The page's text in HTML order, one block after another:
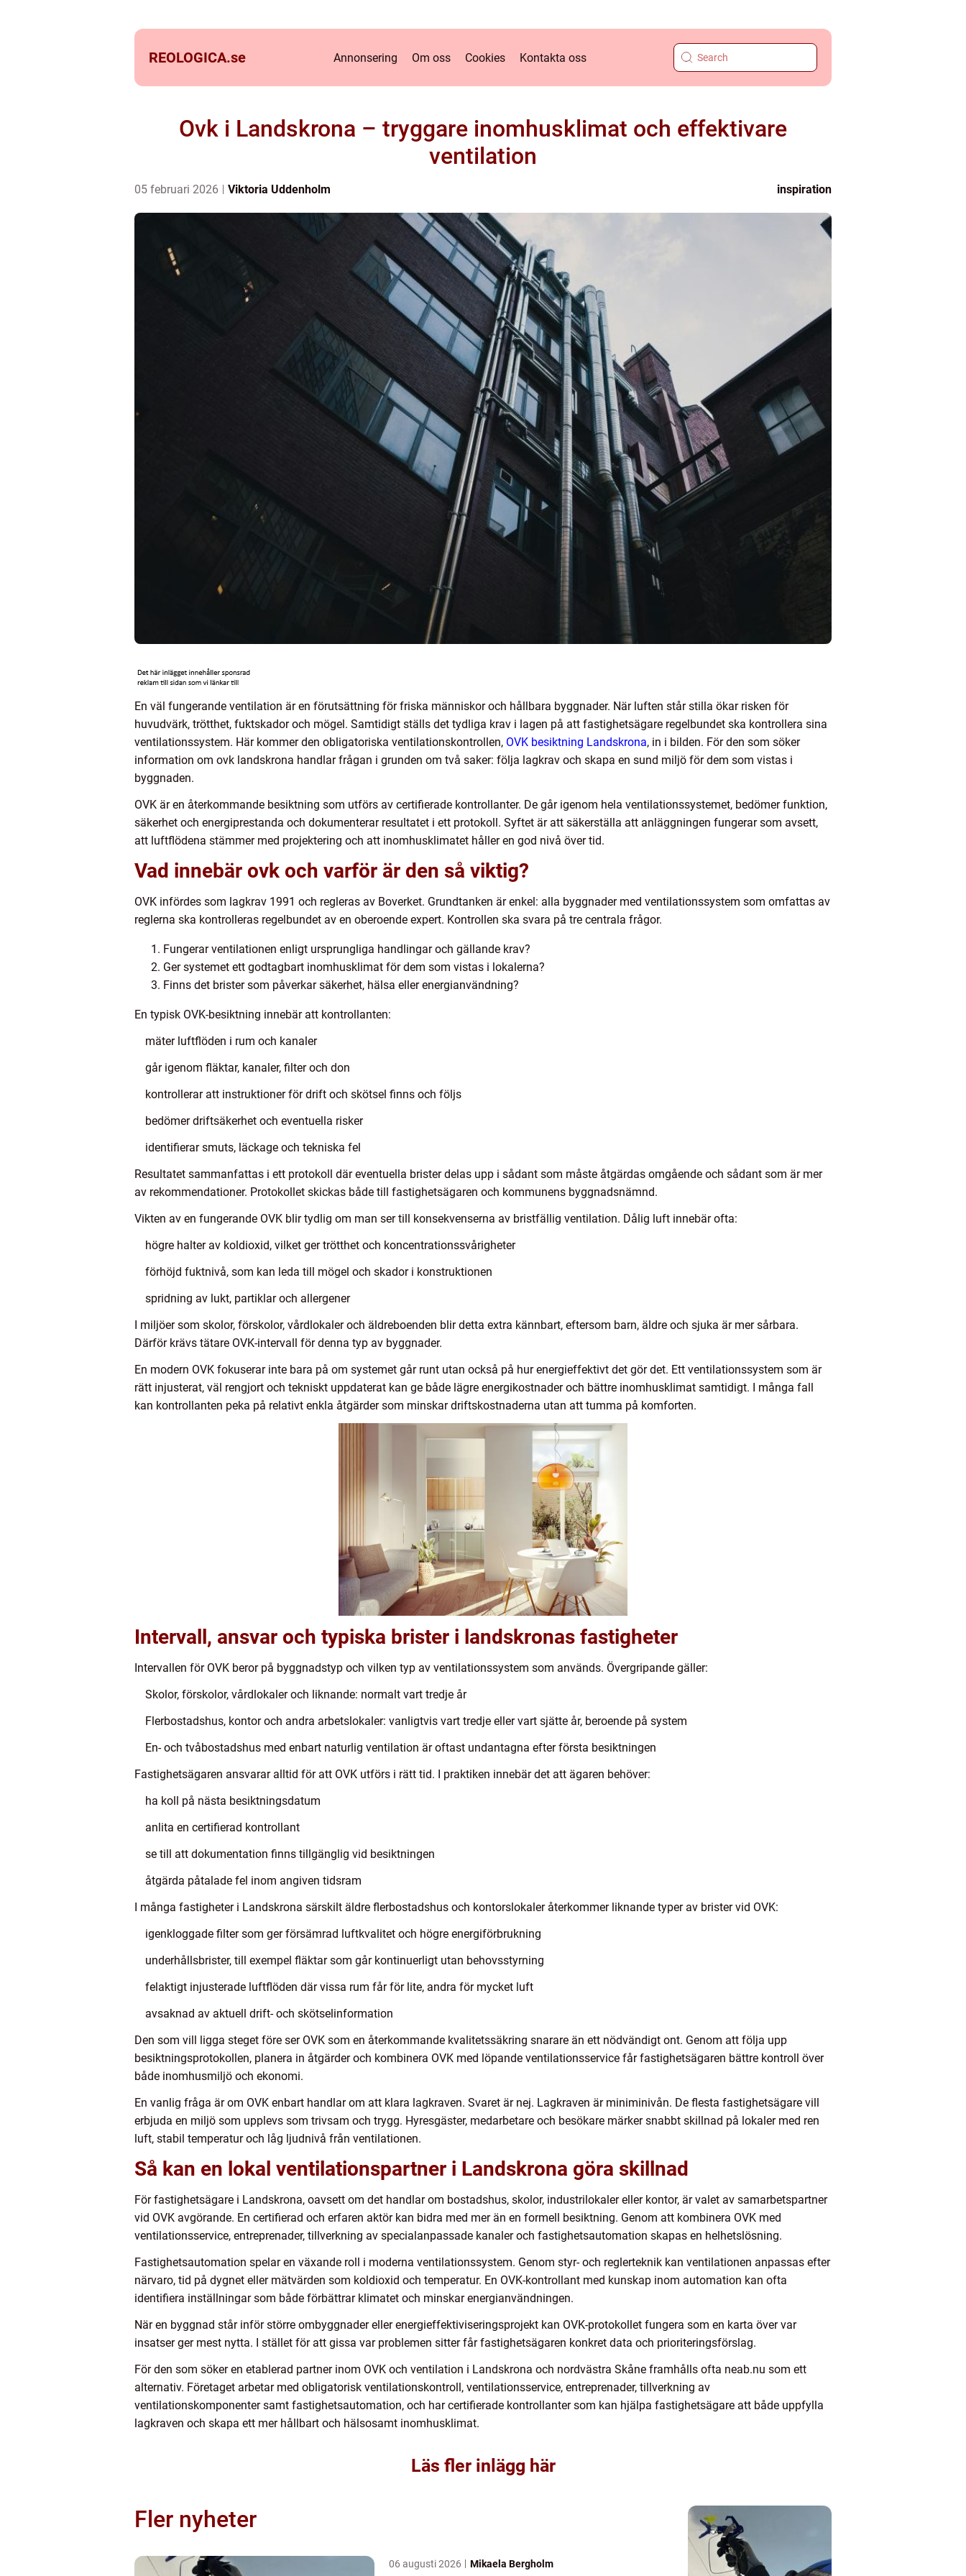
REOLOGICA.se Annonsering Om oss Cookies Kontakta oss
Ovk i Landskrona – tryggare inomhusklimat och effektivare
ventilation
05 februari 2026 Viktoria Uddenholm inspiration
En väl fungerande ventilation är en förutsättning för friska människor och hållbara byggnader. När luften står stilla ökar risken för
huvudvärk, trötthet, fuktskador och mögel. Samtidigt ställs det tydliga krav i lagen på att fastighetsägare regelbundet ska kontrollera sina
ventilationssystem. Här kommer den obligatoriska ventilationskontrollen, OVK besiktning Landskrona, in i bilden. För den som söker
information om ovk landskrona handlar frågan i grunden om två saker: följa lagkrav och skapa en sund miljö för dem som vistas i
byggnaden.
OVK är en återkommande besiktning som utförs av certifierade kontrollanter. De går igenom hela ventilationssystemet, bedömer funktion,
säkerhet och energiprestanda och dokumenterar resultatet i ett protokoll. Syftet är att säkerställa att anläggningen fungerar som avsett,
att luftflödena stämmer med projektering och att inomhusklimatet håller en god nivå över tid.
Vad innebär ovk och varför är den så viktig?
OVK infördes som lagkrav 1991 och regleras av Boverket. Grundtanken är enkel: alla byggnader med ventilationssystem som omfattas av
reglerna ska kontrolleras regelbundet av en oberoende expert. Kontrollen ska svara på tre centrala frågor.
Fungerar ventilationen enligt ursprungliga handlingar och gällande krav?
Ger systemet ett godtagbart inomhusklimat för dem som vistas i lokalerna?
Finns det brister som påverkar säkerhet, hälsa eller energianvändning?
En typisk OVK-besiktning innebär att kontrollanten:
mäter luftflöden i rum och kanaler
går igenom fläktar, kanaler, filter och don
kontrollerar att instruktioner för drift och skötsel finns och följs
bedömer driftsäkerhet och eventuella risker
identifierar smuts, läckage och tekniska fel
Resultatet sammanfattas i ett protokoll där eventuella brister delas upp i sådant som måste åtgärdas omgående och sådant som är mer
av rekommendationer. Protokollet skickas både till fastighetsägaren och kommunens byggnadsnämnd.
Vikten av en fungerande OVK blir tydlig om man ser till konsekvenserna av bristfällig ventilation. Dålig luft innebär ofta:
högre halter av koldioxid, vilket ger trötthet och koncentrationssvårigheter
förhöjd fuktnivå, som kan leda till mögel och skador i konstruktionen
spridning av lukt, partiklar och allergener
I miljöer som skolor, förskolor, vårdlokaler och äldreboenden blir detta extra kännbart, eftersom barn, äldre och sjuka är mer sårbara.
Därför krävs tätare OVK-intervall för denna typ av byggnader.
En modern OVK fokuserar inte bara på om systemet går runt utan också på hur energieffektivt det gör det. Ett ventilationssystem som är
rätt injusterat, väl rengjort och tekniskt uppdaterat kan ge både lägre energikostnader och bättre inomhusklimat samtidigt. I många fall
kan kontrollanten peka på relativt enkla åtgärder som minskar driftskostnaderna utan att tumma på komforten.
Intervall, ansvar och typiska brister i landskronas fastigheter
Intervallen för OVK beror på byggnadstyp och vilken typ av ventilationssystem som används. Övergripande gäller:
Skolor, förskolor, vårdlokaler och liknande: normalt vart tredje år
Flerbostadshus, kontor och andra arbetslokaler: vanligtvis vart tredje eller vart sjätte år, beroende på system
En- och tvåbostadshus med enbart naturlig ventilation är oftast undantagna efter första besiktningen
Fastighetsägaren ansvarar alltid för att OVK utförs i rätt tid. I praktiken innebär det att ägaren behöver:
ha koll på nästa besiktningsdatum
anlita en certifierad kontrollant
se till att dokumentation finns tillgänglig vid besiktningen
åtgärda påtalade fel inom angiven tidsram
I många fastigheter i Landskrona särskilt äldre flerbostadshus och kontorslokaler återkommer liknande typer av brister vid OVK:
igenkloggade filter som ger försämrad luftkvalitet och högre energiförbrukning
underhållsbrister, till exempel fläktar som går kontinuerligt utan behovsstyrning
felaktigt injusterade luftflöden där vissa rum får för lite, andra för mycket luft
avsaknad av aktuell drift- och skötselinformation
Den som vill ligga steget före ser OVK som en återkommande kvalitetssäkring snarare än ett nödvändigt ont. Genom att följa upp
besiktningsprotokollen, planera in åtgärder och kombinera OVK med löpande ventilationsservice får fastighetsägaren bättre kontroll över
både inomhusmiljö och ekonomi.
En vanlig fråga är om OVK enbart handlar om att klara lagkraven. Svaret är nej. Lagkraven är miniminivån. De flesta fastighetsägare vill
erbjuda en miljö som upplevs som trivsam och trygg. Hyresgäster, medarbetare och besökare märker snabbt skillnad på lokaler med ren
luft, stabil temperatur och låg ljudnivå från ventilationen.
Så kan en lokal ventilationspartner i Landskrona göra skillnad
För fastighetsägare i Landskrona, oavsett om det handlar om bostadshus, skolor, industrilokaler eller kontor, är valet av samarbetspartner
vid OVK avgörande. En certifierad och erfaren aktör kan bidra med mer än en formell besiktning. Genom att kombinera OVK med
ventilationsservice, entreprenader, tillverkning av specialanpassade kanaler och fastighetsautomation skapas en helhetslösning.
Fastighetsautomation spelar en växande roll i moderna ventilationssystem. Genom styr- och reglerteknik kan ventilationen anpassas efter
närvaro, tid på dygnet eller mätvärden som koldioxid och temperatur. En OVK-kontrollant med kunskap inom automation kan ofta
identifiera inställningar som både förbättrar klimatet och minskar energianvändningen.
När en byggnad står inför större ombyggnader eller energieffektiviseringsprojekt kan OVK-protokollet fungera som en karta över var
insatser ger mest nytta. I stället för att gissa var problemen sitter får fastighetsägaren konkret data och prioriteringsförslag.
För den som söker en etablerad partner inom OVK och ventilation i Landskrona och nordvästra Skåne framhålls ofta neab.nu som ett
alternativ. Företaget arbetar med obligatorisk ventilationskontroll, ventilationsservice, entreprenader, tillverkning av
ventilationskomponenter samt fastighetsautomation, och har certifierade kontrollanter som kan hjälpa fastighetsägare att både uppfylla
lagkraven och skapa ett mer hållbart och hälsosamt inomhusklimat.
Läs fler inlägg här
Fler nyheter
06 augusti 2026 Mikaela Bergholm